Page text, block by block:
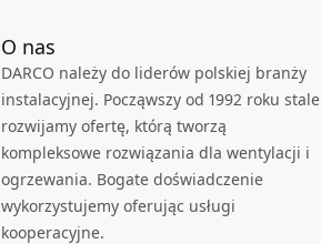
O nas
DARCO należy do liderów polskiej branży
instalacyjnej. Począwszy od 1992 roku stale
rozwijamy ofertę, którą tworzą
kompleksowe rozwiązania dla wentylacji i
ogrzewania. Bogate doświadczenie
wykorzystujemy oferując usługi
kooperacyjne.